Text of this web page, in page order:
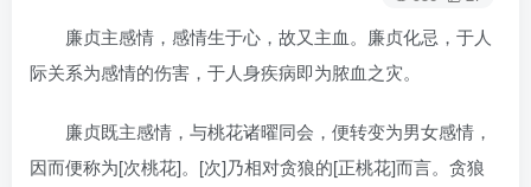
廉贞主感情，感情生于心，故又主血。廉贞化忌，于人
际关系为感情的伤害，于人身疾病即为脓血之灾。
廉贞既主感情，与桃花诸曜同会，便转变为男女感情，
因而便称为[次桃花]。[次]乃相对贪狼的[正桃花]而言。贪狼